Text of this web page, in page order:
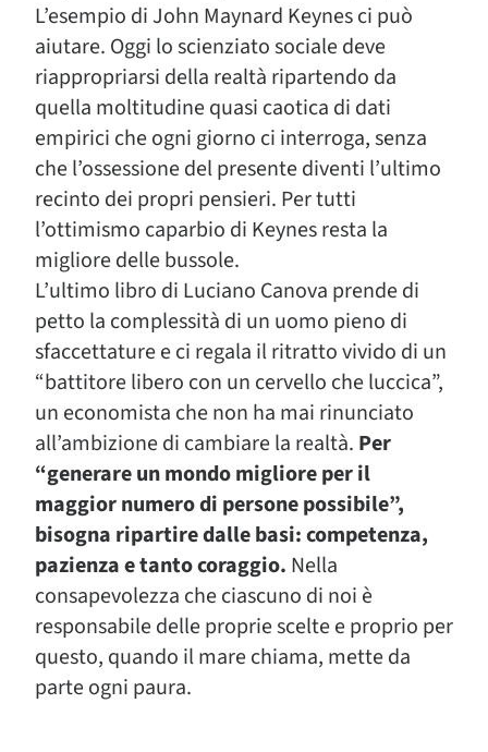
L’esempio di John Maynard Keynes ci può
aiutare. Oggi lo scienziato sociale deve
riappropriarsi della realtà ripartendo da
quella moltitudine quasi caotica di dati
empirici che ogni giorno ci interroga, senza
che l’ossessione del presente diventi l’ultimo
recinto dei propri pensieri. Per tutti
l’ottimismo caparbio di Keynes resta la
migliore delle bussole.
L’ultimo libro di Luciano Canova prende di
petto la complessità di un uomo pieno di
sfaccettature e ci regala il ritratto vivido di un
“battitore libero con un cervello che luccica”,
un economista che non ha mai rinunciato
all’ambizione di cambiare la realtà. Per
“generare un mondo migliore per il
maggior numero di persone possibile”,
bisogna ripartire dalle basi: competenza,
pazienza e tanto coraggio. Nella
consapevolezza che ciascuno di noi è
responsabile delle proprie scelte e proprio per
questo, quando il mare chiama, mette da
parte ogni paura.